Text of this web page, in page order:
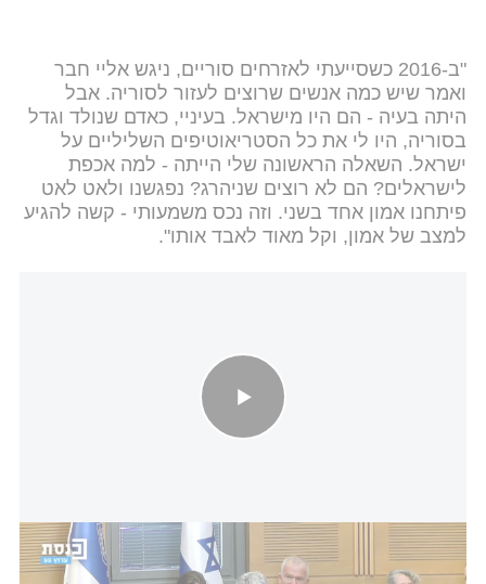
"ב-2016 כשסייעתי לאזרחים סוריים, ניגש אליי חבר
ואמר שיש כמה אנשים שרוצים לעזור לסוריה. אבל
היתה בעיה - הם היו מישראל. בעיניי, כאדם שנולד וגדל
בסוריה, היו לי את כל הסטריאוטיפים השליליים על
ישראל. השאלה הראשונה שלי הייתה - למה אכפת
לישראלים? הם לא רוצים שניהרג? נפגשנו ולאט לאט
פיתחנו אמון אחד בשני. וזה נכס משמעותי - קשה להגיע
למצב של אמון, וקל מאוד לאבד אותו".
ח"כ קריב מברך על השותפות בשדולה לקידום הסדר ביטחוני
אזורי
דוברות הכנסת